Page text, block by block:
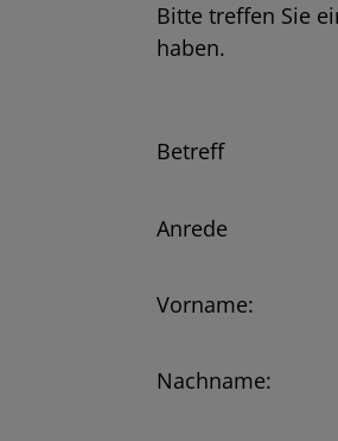
Bitte treffen Sie
haben.
Betreff
Anrede
Vorname:
Nachname: